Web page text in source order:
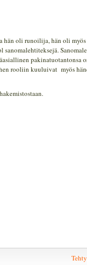
hän oli runoilija, hän oli
pakinatuotantonsa
rooliin kuuluivat myös